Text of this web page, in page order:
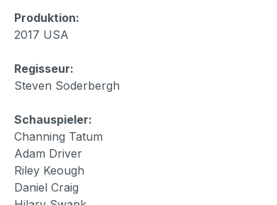
Produktion:
2017 USA
Regisseur:
Steven Soderbergh
Schauspieler:
Channing Tatum
Adam Driver
Riley Keough
Daniel Craig